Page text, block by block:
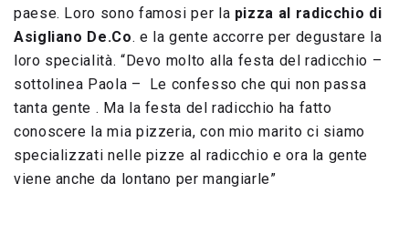
paese. Loro sono famosi per la pizza al radicchio di
Asigliano De.Co. e la gente accorre per degustare la
loro specialità. “Devo molto alla festa del radicchio –
sottolinea Paola – Le confesso che qui non passa
tanta gente . Ma la festa del radicchio ha fatto
conoscere la mia pizzeria, con mio marito ci siamo
specializzati nelle pizze al radicchio e ora la gente
viene anche da lontano per mangiarle”